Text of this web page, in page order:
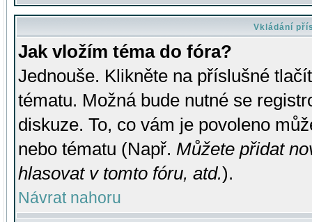
Vkládání
Jak vložím téma do fóra?
Jednouše. Klikněte na příslušné
tématu. Možná bude nutné se
diskuze. To, co vám je povoleno
nebo tématu (Např. Můžete přidat
hlasovat v tomto fóru, atd.).
Návrat nahoru